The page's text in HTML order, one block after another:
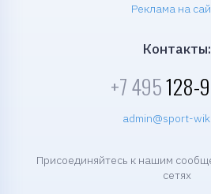
Реклама на
Контакты:
+7 495128-
admin@sport-
Присоединяйтесь к нашим
сетях